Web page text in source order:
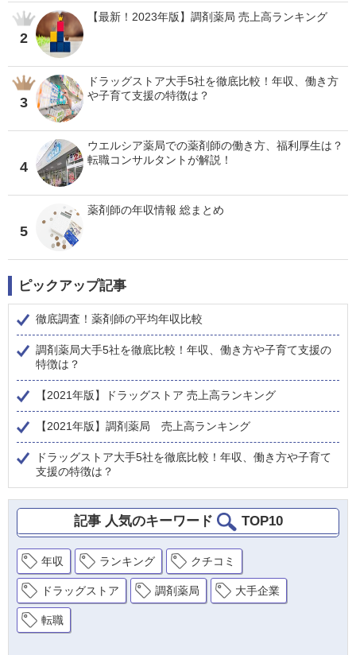
2
【最新！2023年版】調剤薬局 売上高ランキング
3
ドラッグストア大手5社を徹底比較！年収、働き方
や子育て支援の特徴は？
4
ウエルシア薬局での薬剤師の働き方、福利厚生は？
転職コンサルタントが解説！
5
薬剤師の年収情報 総まとめ
ピックアップ記事
徹底調査！薬剤師の平均年収比較
調剤薬局大手5社を徹底比較！年収、働き方や子育て支援の
特徴は？
【2021年版】ドラッグストア 売上高ランキング
【2021年版】調剤薬局 売上高ランキング
ドラッグストア大手5社を徹底比較！年収、働き方や子育て
支援の特徴は？
記事 人気のキーワード TOP10
年収 ランキング クチコミ
ドラッグストア 調剤薬局 大手企業
転職